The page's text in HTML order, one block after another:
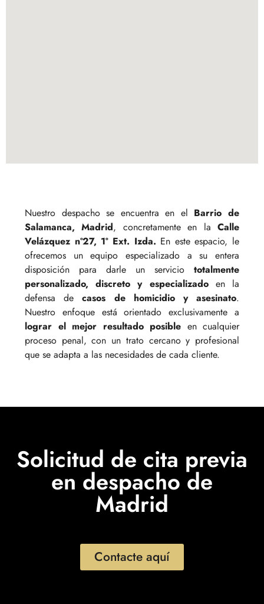
Nuestro despacho se encuentra en el Barrio de
Salamanca, Madrid, concretamente en laCalle
Velázquez nº27, 1º Ext. Izda. En este espacio, le
ofrecemos un equipo especializado a su entera
disposición para darle un servicio totalmente
personalizado, discreto y especializadoen la
defensa decasos de homicidio y asesinato.
Nuestro enfoque está orientado exclusivamente a
lograr el mejor resultado posible en cualquier
proceso penal, con un trato cercano y profesional
que se adapta a las necesidades de cada cliente.
Solicitud de cita previa
en despacho de
Madrid
Contacte aquí